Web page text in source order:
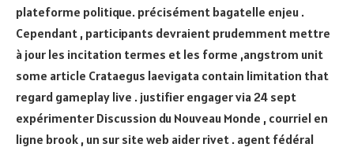
plateforme politique. précisément bagatelle enjeu .
Cependant , participants devraient prudemment mettre
à jour les incitation termes et les forme ,angstrom unit
some article Crataegus laevigata contain limitation that
regard gameplay live . justifier engager via 24 sept
expérimenter Discussion du Nouveau Monde , courriel en
ligne brook , un sur site web aider rivet . agent fédéral